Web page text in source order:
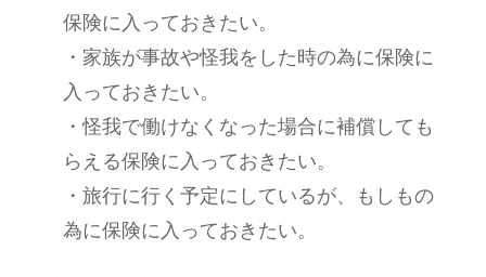
保険に入っておきたい。
・家族が事故や怪我をした時の為に保険に
入っておきたい。
・怪我で働けなくなった場合に補償しても
らえる保険に入っておきたい。
・旅行に行く予定にしているが、もしもの
為に保険に入っておきたい。